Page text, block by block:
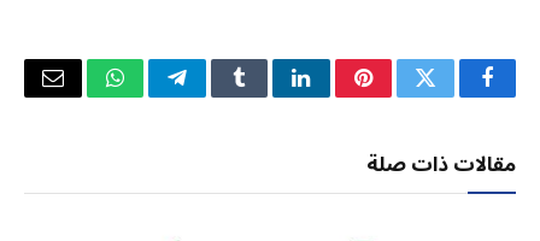
فيسبوكتويتر بينتيريستلينكدإنTumblrتيلقرامواتسابالبريد
مقالات ذات صلة